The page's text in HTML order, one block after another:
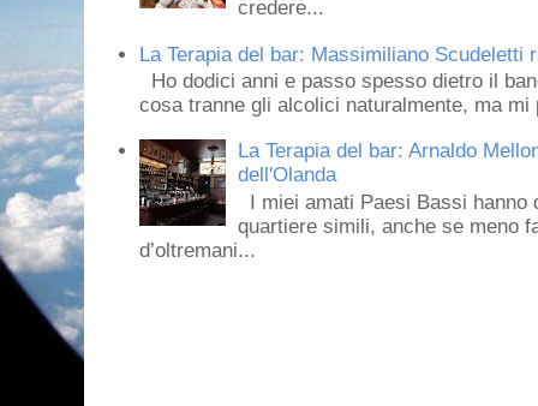
credere...
La Terapia del bar: Massimiliano
Ho dodici anni e passo spesso dietro il
cosa tranne gli alcolici naturalmente, ma mi
La Terapia del bar: Arnaldo
dell'Olanda
I miei amati Paesi Bassi
quartiere simili, anche se meno
d’oltremani...